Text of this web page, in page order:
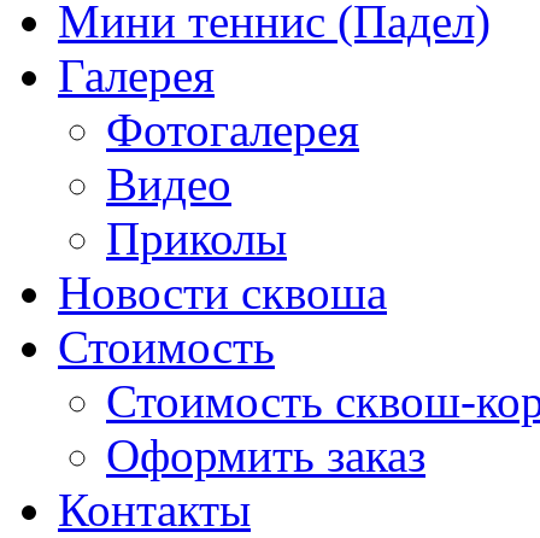
Мини теннис (Падел)
Галерея
Фотогалерея
Видео
Приколы
Новости сквоша
Стоимость
Стоимость сквош-
Оформить заказ
Контакты